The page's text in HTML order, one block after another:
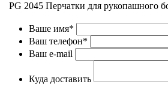
PG 2045 Перчатки для рукопашного
Ваше имя*
Ваш телефон*
Ваш e-mail
Куда доставить